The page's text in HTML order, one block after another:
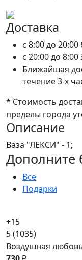
Доставка
c 8:00 до 20:00
c 20:00 до 8:00
Ближайшая
течение 3-х
* Стоимость
пределы города
Описание
Ваза "ЛЕКСИ" - 1;
Дополните
Все
Подарки
+15
5(1035)
Воздушная